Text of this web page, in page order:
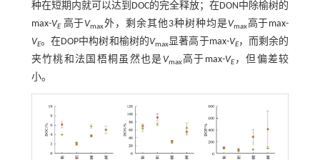
种在短期内就可以达到DOC的完全释放；在DON中除榆树的
max-VE高于Vmax外，剩余其他3种树种均是Vmax高于max-
VE。在DOP中构树和榆树的Vmax显著高于max-VE，而剩余的
夹竹桃和法国梧桐虽然也是 Vmax高于max-VE，但偏差较
小。